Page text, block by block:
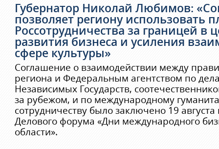
Губернатор Николай Любимов:
позволяет региону использовать
Россотрудничества за границей в
развития бизнеса и усиления
сфере культуры»
Соглашение о взаимодействии между
региона и Федеральным агентством по
Независимых Государств,
за рубежом, и по международному
сотрудничеству было заключено 19 августа
Делового форума «Дни международного
области».